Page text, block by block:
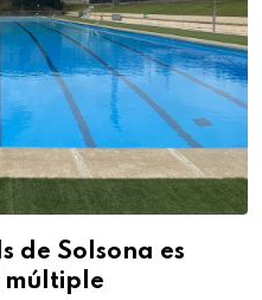
de Solsona es
múltiple